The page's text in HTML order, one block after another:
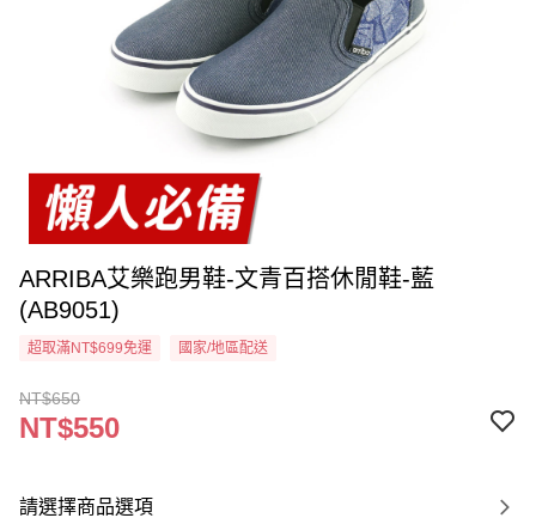
ARRIBA艾樂跑男鞋-文青百搭休閒鞋-藍
(AB9051)
超取滿NT$699免運 國家/地區配送
NT$650
NT$550
請選擇商品選項